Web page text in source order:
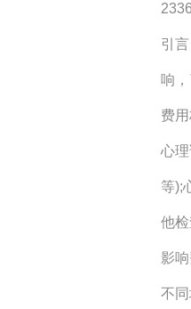
引
响
费
心
等);
他
影
不